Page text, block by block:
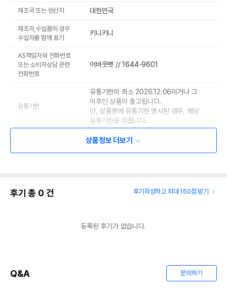
제조국 또는 원산지 대한민국
제조자,수입품의 경우
수입자를 함께 표기
키니키니
AS책임자와 전화번호
또는 소비자상담 관련
전화번호
어바웃펫 // 1644-9601
유통기한
유통기한이 최소 2026.12.06이거나 그
이후인 상품이 출고됩니다.
단, 상품명에 유통기한 명시된 경우, 해당
유통기한을 따릅니다.
상품정보 더보기
후기 총 0 건 후기작성하고 최대 150점 받기
등록된 후기가 없습니다.
Q&A 문의하기